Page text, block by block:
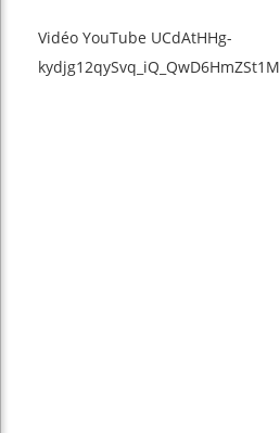
Vidéo YouTube UCdAtHHg-
kydjg12qySvq_iQ_QwD6HmZSt1M